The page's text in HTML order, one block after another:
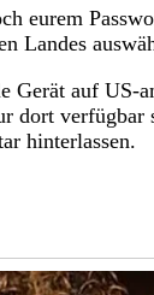
eurem
Landes
Gerät auf
dort
hinterlassen.